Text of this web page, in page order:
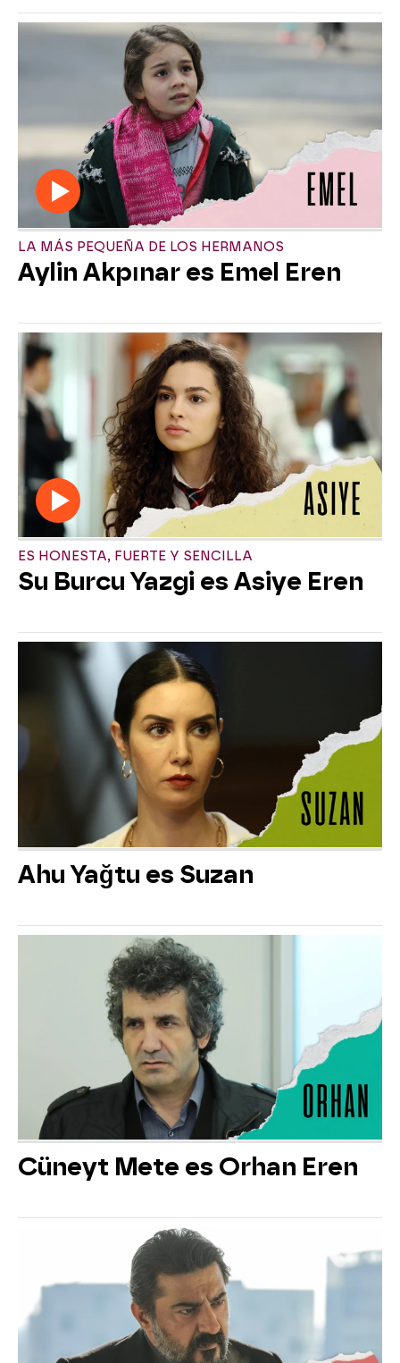
LA MÁS PEQUEÑA DE LOS HERMANOS
Aylin Akpınar es Emel Eren
ES HONESTA, FUERTE Y SENCILLA
Su Burcu Yazgi es Asiye Eren
Ahu Yağtu es Suzan
Cüneyt Mete es Orhan Eren